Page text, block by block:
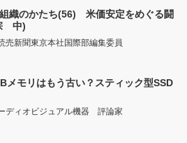
織のかたち(56) 米価安定をめぐる闘
中)
売新聞東京本社国際部編集委員
モリはもう古い？スティック型SSD
ディオビジュアル機器 評論家